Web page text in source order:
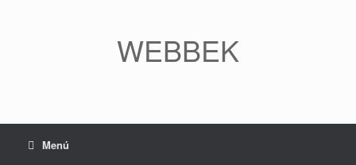
WEBBEK
Menú